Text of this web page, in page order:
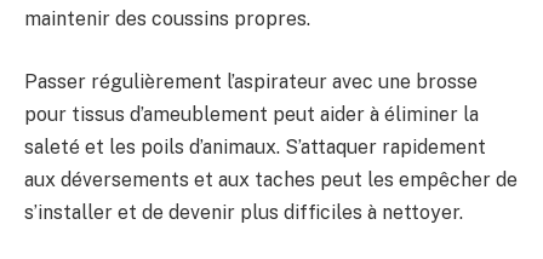
maintenir des coussins propres.
Passer régulièrement l’aspirateur avec une brosse
pour tissus d’ameublement peut aider à éliminer la
saleté et les poils d’animaux. S’attaquer rapidement
aux déversements et aux taches peut les empêcher de
s’installer et de devenir plus difficiles à nettoyer.